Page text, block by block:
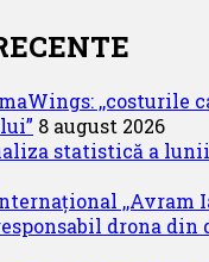
,,costurile
8 august 2026
statistică a
,,Avram
drona din